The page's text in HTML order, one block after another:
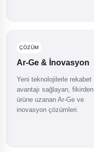
ÇÖZÜM
Ar-Ge & İnovasyon
Yeni teknolojilerle rekabet
avantajı sağlayan, fikirden
ürüne uzanan Ar-Ge ve
inovasyon çözümleri.